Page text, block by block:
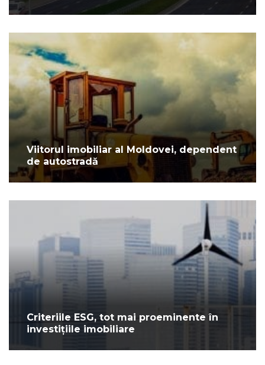
Viitorul imobiliar al Moldovei, dependent
de autostradă
Criteriile ESG, tot mai proeminente în
investițiile imobiliare